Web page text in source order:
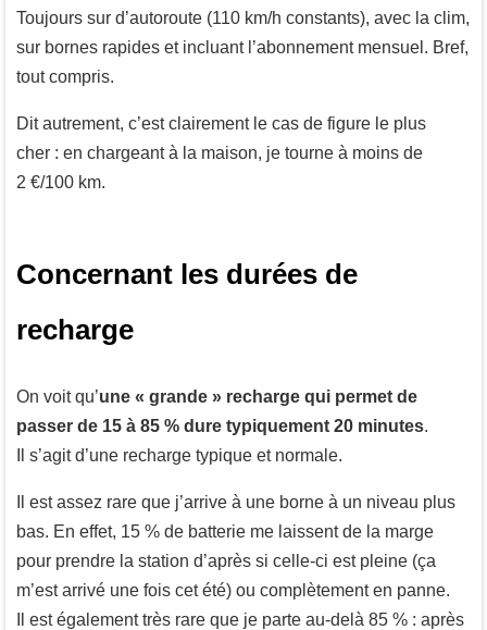
Toujours sur d’autoroute (110 km/h constants), avec la clim,
sur bornes rapides et incluant l’abonnement mensuel. Bref,
tout compris.
Dit autrement, c’est clairement le cas de figure le plus
cher : en chargeant à la maison, je tourne à moins de
2 €/100 km.
Concernant les durées de
recharge
On voit qu’une « grande » recharge qui permet de
passer de 15 à 85 % dure typiquement 20 minutes.
Il s’agit d’une recharge typique et normale.
Il est assez rare que j’arrive à une borne à un niveau plus
bas. En effet, 15 % de batterie me laissent de la marge
pour prendre la station d’après si celle-ci est pleine (ça
m’est arrivé une fois cet été) ou complètement en panne.
Il est également très rare que je parte au-delà 85 % : après